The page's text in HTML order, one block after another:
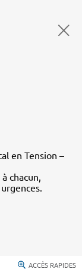
en Tension –
chacun,
ACCÈS RAPIDES